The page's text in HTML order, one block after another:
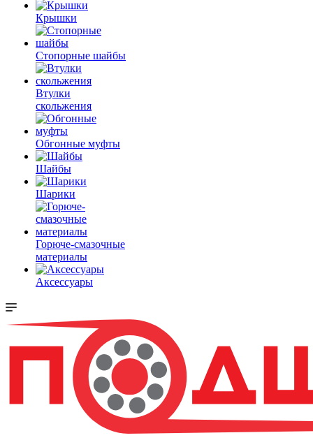
Крышки
Стопорные шайбы
Втулки
скольжения
Обгонные муфты
Шайбы
Шарики
Горюче-смазочные
материалы
Аксессуары